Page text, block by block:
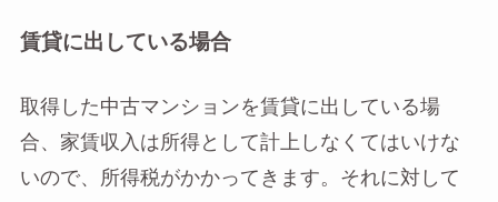
賃貸に出している場合
取得した中古マンションを賃貸に出している場
合、家賃収入は所得として計上しなくてはいけな
いので、所得税がかかってきます。それに対して